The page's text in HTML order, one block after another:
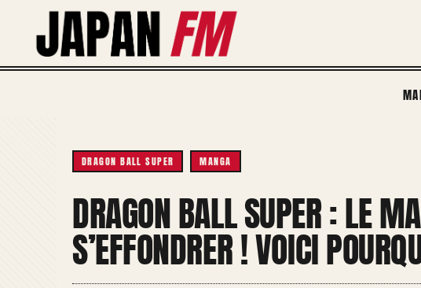
contenu
DRAGON BALL SUPER MANGA
DRAGON BALL SUPER : LE
S’EFFONDRER ! VOICI